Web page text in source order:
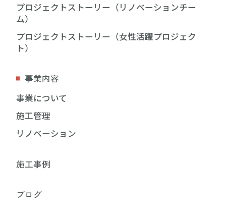
プロジェクトストーリー（リノベーションチー
ム）
プロジェクトストーリー（女性活躍プロジェク
ト）
事業内容
事業について
施工管理
リノベーション
施工事例
ブログ